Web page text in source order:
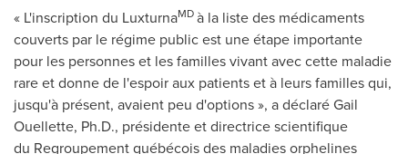
« L'inscription du LuxturnaMDà la liste des médicaments
couverts par le régime public est une étape importante
pour les personnes et les familles vivant avec cette maladie
rare et donne de l'espoir aux patients et à leurs familles qui,
jusqu'à présent, avaient peu d'options », a déclaréGail
Ouellette, Ph.D., présidente et directrice scientifique
du Regroupement québécois des maladies orphelines